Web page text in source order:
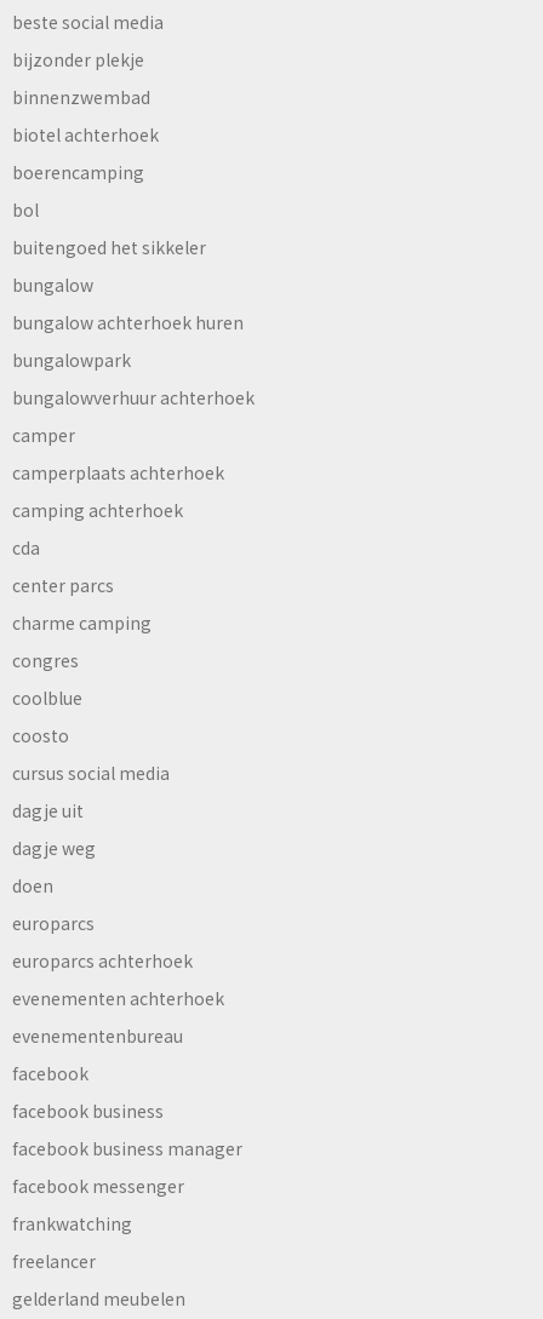
beste social media
bijzonder plekje
binnenzwembad
biotel achterhoek
boerencamping
bol
buitengoed het sikkeler
bungalow
bungalow achterhoek huren
bungalowpark
bungalowverhuur achterhoek
camper
camperplaats achterhoek
camping achterhoek
cda
center parcs
charme camping
congres
coolblue
coosto
cursus social media
dagje uit
dagje weg
doen
europarcs
europarcs achterhoek
evenementen achterhoek
evenementenbureau
facebook
facebook business
facebook business manager
facebook messenger
frankwatching
freelancer
gelderland meubelen